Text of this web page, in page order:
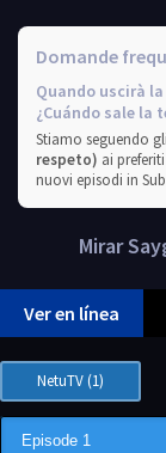
Domande
Quando uscirà
¿Cuándo sale la
Stiamo seguendo
respeto) ai
nuovi episodi in
Mirar
Ver en línea
NetuTV (1)